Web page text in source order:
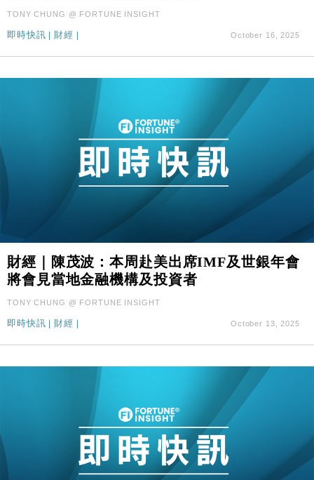
TONY CHUNG @ FORTUNE INSIGHT
即時快訊 財經 October 16, 2025
財經｜陳茂波：本周赴美出席IMF及世銀年會
將會見當地金融機構及投資者
TONY CHUNG @ FORTUNE INSIGHT
即時快訊 | 財經 | October 13, 2025